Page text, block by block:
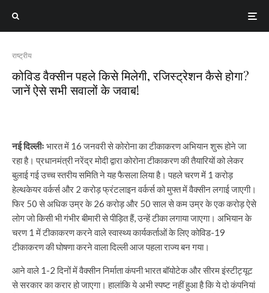
राष्ट्रीय
कोविड वैक्सीन पहले किसे मिलेगी, रजिस्ट्रेशन कैसे होगा?
जानें ऐसे सभी सवालों के जवाब!
नई दिल्लीः भारत में 16 जनवरी से कोरोना का टीकाकरण अभियान शुरू होने जा
रहा है। प्रधानमंत्री नरेंद्र मोदी द्वारा कोरोना टीकाकरण की तैयारियों को लेकर
बुलाई गई उच्च स्तरीय समिति ने यह फैसला लिया है। पहले चरण में 1 करोड़
हेल्थकेयर वर्कर्स और 2 करोड़ फ्रंटलाइन वर्कर्स को मुफ्त में वैक्सीन लगाई जाएगी।
फिर 50 से अधिक उम्र के 26 करोड़ और 50 साल से कम उम्र के एक करोड़ ऐसे
लोग जो किसी भी गंभीर बीमारी से पीड़ित हैं, उन्हें टीका लगाया जाएगा। अभियान के
चरण 1 में टीकाकरण करने वाले स्वास्थ्य कार्यकर्ताओं के लिए कोविड-19
टीकाकरण की घोषणा करने वाला दिल्ली आज पहला राज्य बन गया।
आने वाले 1-2 दिनों में वैक्सीन निर्माता कंपनी भारत बॉयोटेक और सीरम इंस्टीट्यूट
से सरकार का करार हो जाएगा। हालांकि ये अभी स्पष्ट नहीं हुआ है कि ये दो कंपनियां